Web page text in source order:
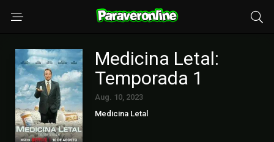
Medicina Letal:
Temporada 1
Aug. 10, 2023
Medicina Letal